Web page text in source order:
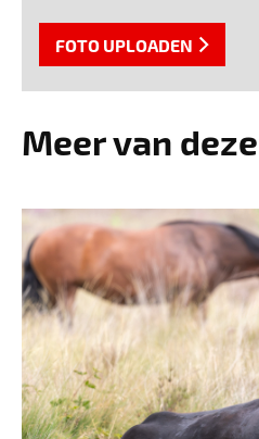
FOTO UPLOADEN
Meer van